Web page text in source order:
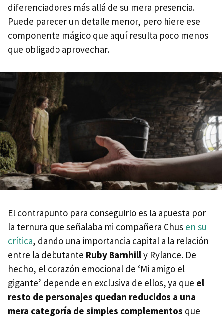
diferenciadores más allá de su mera presencia.
Puede parecer un detalle menor, pero hiere ese
componente mágico que aquí resulta poco menos
que obligado aprovechar.
El contrapunto para conseguirlo es la apuesta por
la ternura que señalaba mi compañera Chus en su
crítica, dando una importancia capital a la relación
entre la debutante Ruby Barnhilly Rylance. De
hecho, el corazón emocional de ‘Mi amigo el
gigante’ depende en exclusiva de ellos, ya que el
resto de personajes quedan reducidos a una
mera categoría de simples complementos que